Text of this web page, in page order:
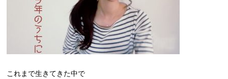
これまで生きてきた中で